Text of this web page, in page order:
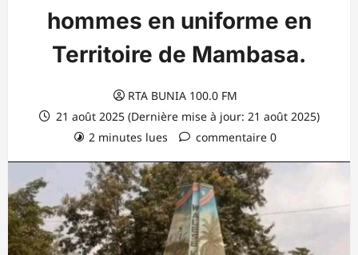
hommes en uniforme en
Territoire de Mambasa.
RTA BUNIA 100.0 FM
21 août 2025 (Dernière mise à jour: 21 août 2025)
2 minutes lues
commentaire 0